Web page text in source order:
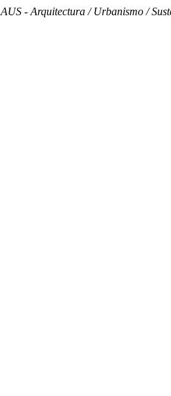
AUS - Arquitectura / Urbanismo /